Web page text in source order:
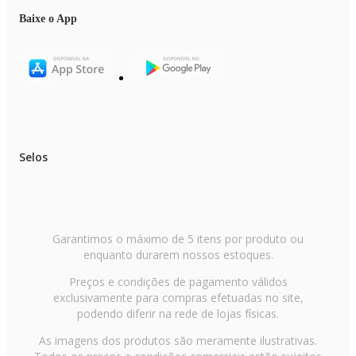
Baixe o App
Selos
Garantimos o máximo de 5 itens por produto ou
enquanto durarem nossos estoques.
Preços e condições de pagamento válidos
exclusivamente para compras efetuadas no site,
podendo diferir na rede de lojas físicas.
As imagens dos produtos são meramente ilustrativas.